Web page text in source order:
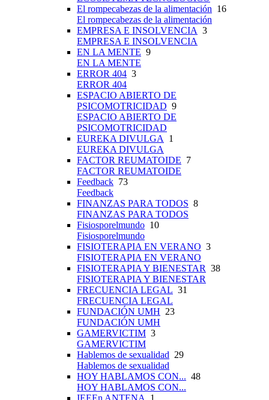
El rompecabezas de la alimentación 16
El rompecabezas de la alimentación
EMPRESA E INSOLVENCIA 3
EMPRESA E INSOLVENCIA
EN LA MENTE 9
EN LA MENTE
ERROR 404 3
ERROR 404
ESPACIO ABIERTO DE
PSICOMOTRICIDAD 9
ESPACIO ABIERTO DE
PSICOMOTRICIDAD
EUREKA DIVULGA
1
EUREKA DIVULGA
FACTOR REUMATOIDE 7
FACTOR REUMATOIDE
Feedback 73
Feedback
FINANZAS PARA TODOS 8
FINANZAS PARA TODOS
Fisiosporelmundo 10
Fisiosporelmundo
FISIOTERAPIA EN VERANO 3
FISIOTERAPIA EN VERANO
FISIOTERAPIA Y BIENESTAR 38
FISIOTERAPIA Y BIENESTAR
FRECUENCIA LEGAL 31
FRECUENCIA LEGAL
FUNDACIÓN UMH 23
FUNDACIÓN UMH
GAMERVICTIM 3
GAMERVICTIM
Hablemos de sexualidad 29
Hablemos de sexualidad
HOY HABLAMOS CON... 48
HOY HABLAMOS CON...